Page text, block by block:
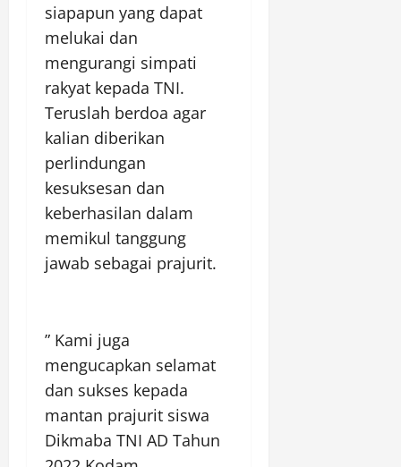
siapapun yang dapat
melukai dan
mengurangi simpati
rakyat kepada TNI.
Teruslah berdoa agar
kalian diberikan
perlindungan
kesuksesan dan
keberhasilan dalam
memikul tanggung
jawab sebagai prajurit.
” Kami juga
mengucapkan selamat
dan sukses kepada
mantan prajurit siswa
Dikmaba TNI AD Tahun